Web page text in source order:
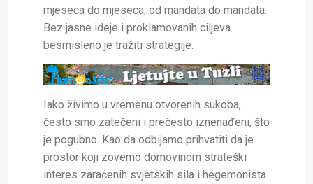
mjeseca do mjeseca, od mandata do mandata.
Bez jasne ideje i proklamovanih ciljeva
besmisleno je tražiti strategije.
Iako živimo u vremenu otvorenih sukoba,
često smo zatečeni i prečesto iznenađeni, što
je pogubno. Kao da odbijamo prihvatiti da je
prostor koji zovemo domovinom strateški
interes zaraćenih svjetskih sila i hegemonista